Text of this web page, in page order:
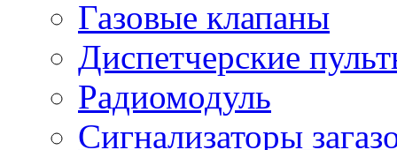
Газовые клапаны
Диспетчерские
Радиомодуль
Сигнализаторы